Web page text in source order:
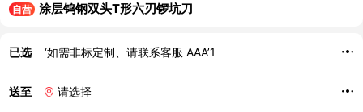
自营 涂层钨钢双头T形六刃锣坑刀
已选 ‘如需非标定制、请联系客服 AAA’1
送至 请选择